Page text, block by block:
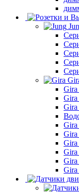
Gira
Gira
Gira
Gira
Gira
Gira
Gira
Gira